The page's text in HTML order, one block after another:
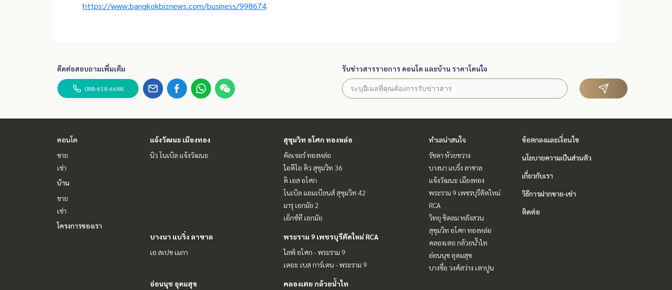
https://www.bangkokbiznews.com/business/998674
ติดต่อสอบถามเพิ่มเติม
088-618-6688
รับข่าวสารรายการ คอนโด และบ้าน ราคาโดนใจ
คอนโด
ขาย
เช่า
บ้าน
ขาย
เช่า
โครงการของเรา
แจ้งวัฒนะ เมืองทอง
นิว โนเบิล แจ้งวัฒนะ
สุขุมวิท อโศก ทองหล่อ
คัลเจอร์ ทองหล่อ
ไอดีโอ คิว สุขุมวิท 36
ดิ เอส อโศก
โนเบิล แอมเบียนส์ สุขุมวิท 42
มารุ เอกมัย 2
เอ็กซ์ที เอกมัย
บางนา แบริ่ง ลาซาล
เอ สเปซ เมกา
พระราม 9 เพชรบุรีตัดใหม่ RCA
ไลฟ์ อโศก - พระราม 9
เดอะ เบส การ์เดน - พระราม 9
อ่อนนุช อุดมสุข คลองเตย กล้วยน้ำไท
ทำเลน่าสนใจ
รัชดา ห้วยขวาง
บางนา แบริ่ง ลาซาล
แจ้งวัฒนะ เมืองทอง
พระราม 9 เพชรบุรีตัดใหม่
RCA
วิทยุ ชิดลม หลังสวน
สุขุมวิท อโศก ทองหล่อ
คลองเตย กล้วยน้ำไท
อ่อนนุช อุดมสุข
บางซื่อ วงศ์สว่าง เตาปูน
ข้อตกลงและเงื่อนไข
นโยบายความเป็นส่วนตัว
เกี่ยวกับเรา
วิธีการฝากขาย-เช่า
ติดต่อ